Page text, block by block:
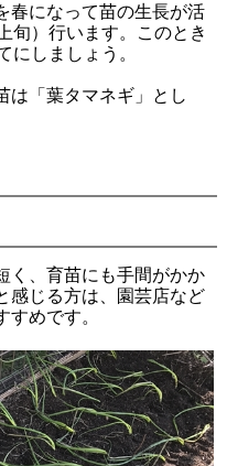
春になって苗の生長が活
旬）行います。このとき
にしましょう。
は「葉タマネギ」とし
く、育苗にも手間がかか
感じる方は、園芸店など
めです。